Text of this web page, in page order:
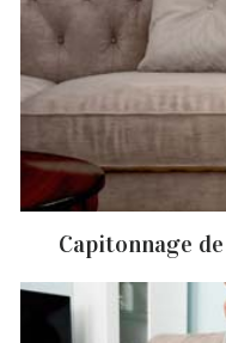
Capitonnage